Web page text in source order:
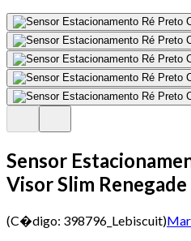
Sensor
Visor Slim
(C�digo: 398796_Lebiscuit)